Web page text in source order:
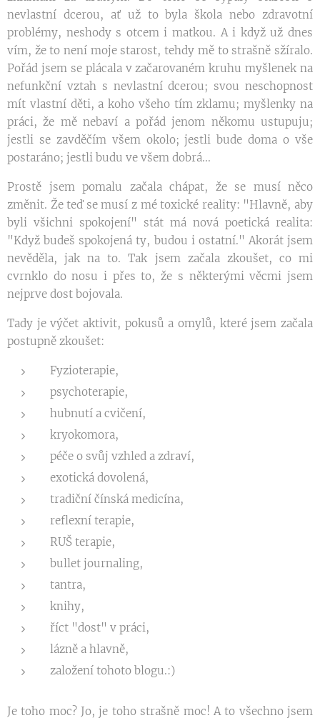
nevlastní dcerou, ať už to byla škola nebo zdravotní
problémy, neshody s otcem i matkou. A i když už dnes
vím, že to není moje starost, tehdy mě to strašně sžíralo.
Pořád jsem se plácala v začarovaném kruhu myšlenek na
nefunkční vztah s nevlastní dcerou; svou neschopnost
mít vlastní děti, a koho všeho tím zklamu; myšlenky na
práci, že mě nebaví a pořád jenom někomu ustupuju;
jestli se zavděčím všem okolo; jestli bude doma o vše
postaráno; jestli budu ve všem dobrá...
Prostě jsem pomalu začala chápat, že se musí něco
změnit. Že teď se musí z mé toxické reality: "Hlavně, aby
byli všichni spokojení" stát má nová poetická realita:
"Když budeš spokojená ty, budou i ostatní." Akorát jsem
nevěděla, jak na to. Tak jsem začala zkoušet, co mi
cvrnklo do nosu i přes to, že s některými věcmi jsem
nejprve dost bojovala.
Tady je výčet aktivit, pokusů a omylů, které jsem začala
postupně zkoušet:
Fyzioterapie,
psychoterapie,
hubnutí a cvičení,
kryokomora,
péče o svůj vzhled a zdraví,
exotická dovolená,
tradiční čínská medicína,
reflexní terapie,
RUŠ terapie,
bullet journaling,
tantra,
knihy,
říct "dost" v práci,
lázně a hlavně,
založení tohoto blogu.:)
Je toho moc? Jo, je toho strašně moc! A to všechno jsem